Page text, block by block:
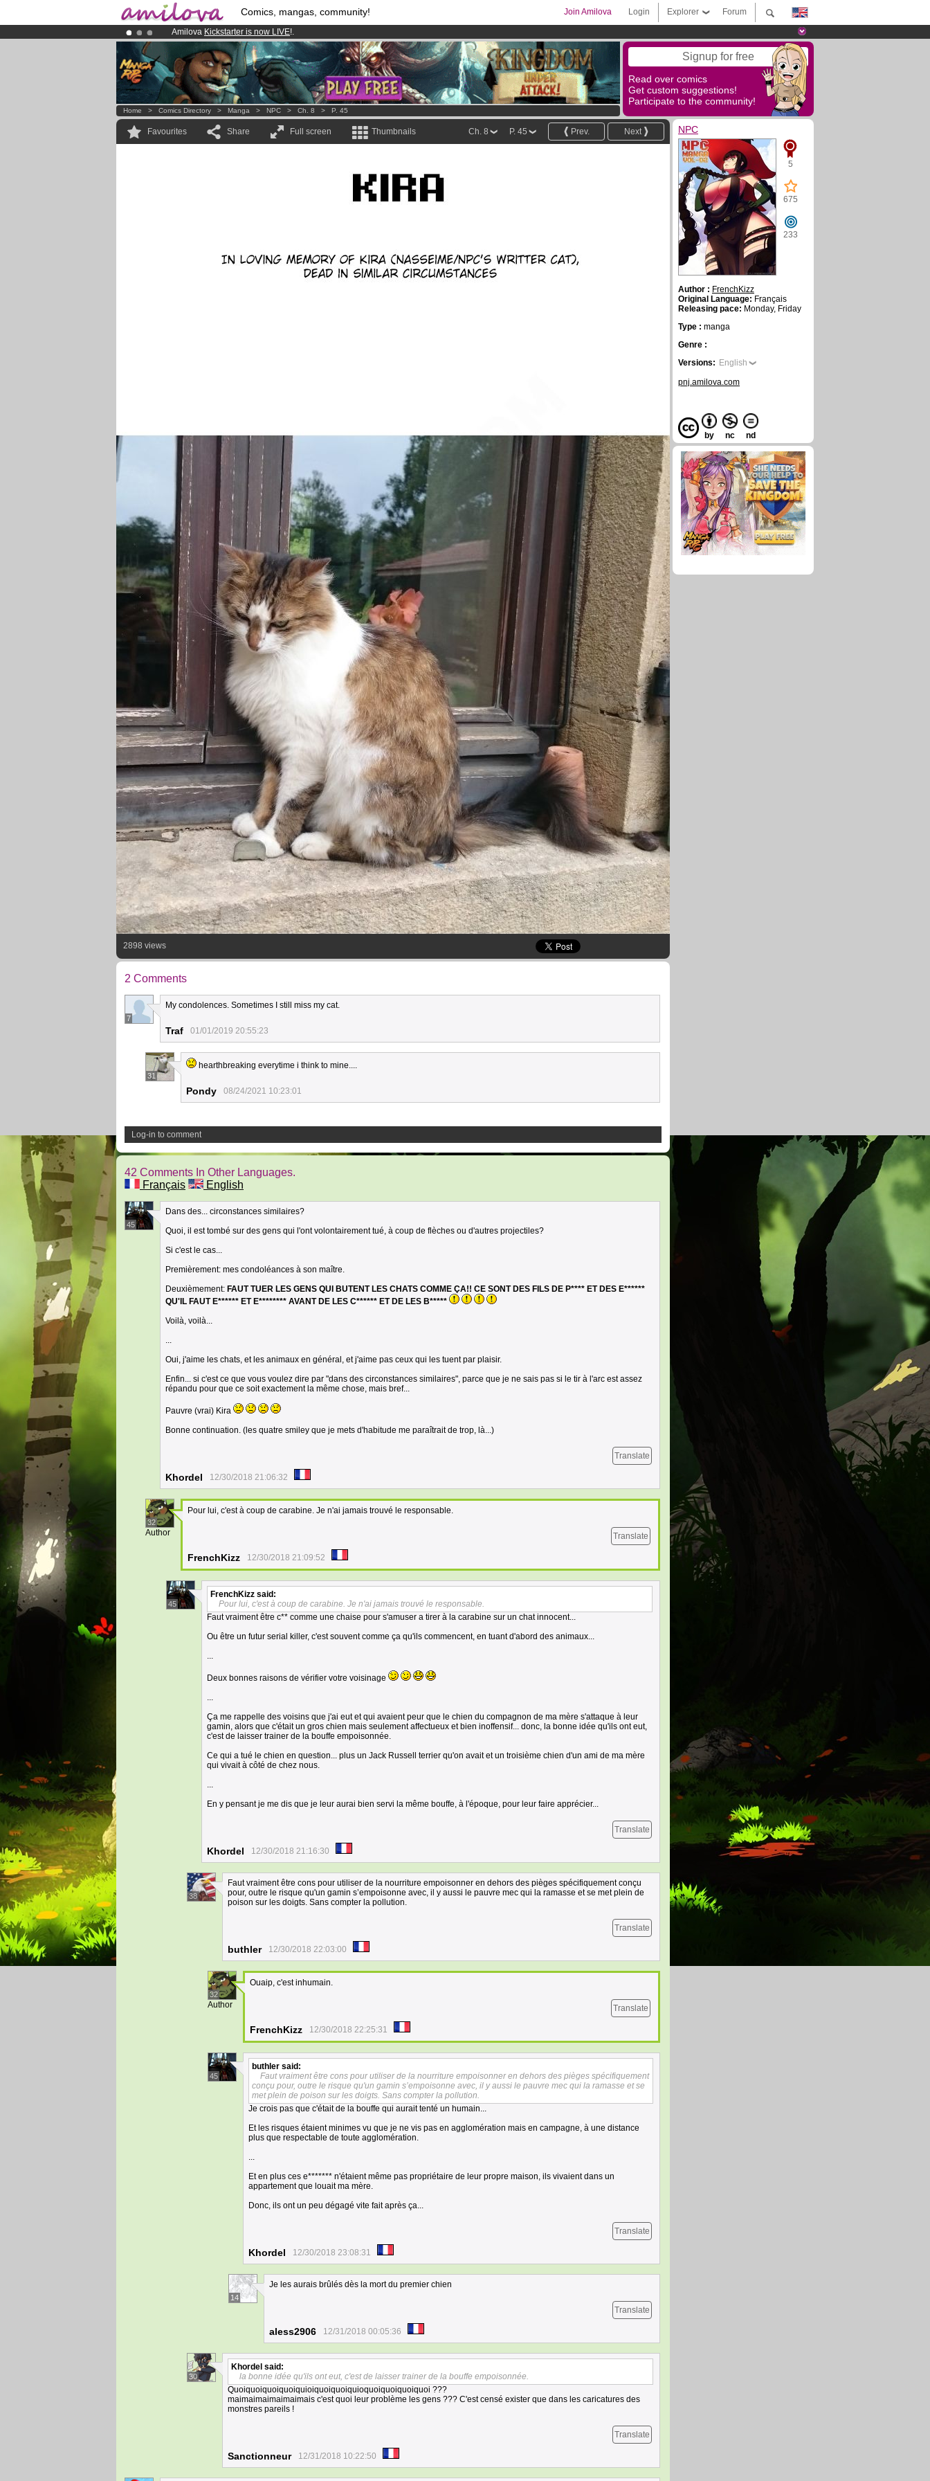
Comics, mangas, community! Forum
Explorer
Login
Join Amilova
Amilova Kickstarter is now LIVE!.
Already 134393membersand 1208comics & mangas!.
Premium membership from3.95 euros per month !Get membership now Signup for free
Read over comics
Get custom suggestions!
Participate to the community!
Home > Comics Directory > Manga > NPC > Ch. 8 > P. 45
Favourites Share Full screen Thumbnails Next
Prev.
P. 45
Ch. 8
2898 views
2 Comments
7
My condolences. Sometimes I still miss my cat.
Traf 01/01/2019 20:55:23
31
hearthbreaking everytime i think to mine....
Pondy 08/24/2021 10:23:01
Log-in to comment
42 Comments In Other Languages.
Français
English
45
Dans des... circonstances similaires?
Quoi, il est tombé sur des gens qui l'ont volontairement tué, à coup de flèches ou d'autres projectiles?
Si c'est le cas...
Premièrement: mes condoléances à son maître.
Deuxièmement: FAUT TUER LES GENS QUI BUTENT LES CHATS COMME ÇA!! CE SONT DES FILS DE P**** ET DES E******
QU'IL FAUT E****** ET E******** AVANT DE LES C****** ET DE LES B*****
Voilà, voilà...
...
Oui, j'aime les chats, et les animaux en général, et j'aime pas ceux qui les tuent par plaisir.
Enfin... si c'est ce que vous voulez dire par "dans des circonstances similaires", parce que je ne sais pas si le tir à l'arc est assez
répandu pour que ce soit exactement la même chose, mais bref...
Pauvre (vrai) Kira
Bonne continuation. (les quatre smiley que je mets d'habitude me paraîtrait de trop, là...)
Translate
Khordel 12/30/2018 21:06:32
32
Author
Pour lui, c'est à coup de carabine. Je n'ai jamais trouvé le responsable.
Translate
FrenchKizz 12/30/2018 21:09:52
45
FrenchKizz said:
Pour lui, c'est à coup de carabine. Je n'ai jamais trouvé le responsable.
Faut vraiment être c** comme une chaise pour s'amuser a tirer à la carabine sur un chat innocent...
Ou être un futur serial killer, c'est souvent comme ça qu'ils commencent, en tuant d'abord des animaux...
...
Deux bonnes raisons de vérifier votre voisinage
...
Ça me rappelle des voisins que j'ai eut et qui avaient peur que le chien du compagnon de ma mère s'attaque à leur
gamin, alors que c'était un gros chien mais seulement affectueux et bien inoffensif... donc, la bonne idée qu'ils ont eut,
c'est de laisser trainer de la bouffe empoisonnée.
Ce qui a tué le chien en question... plus un Jack Russell terrier qu'on avait et un troisième chien d'un ami de ma mère
qui vivait à côté de chez nous.
...
En y pensant je me dis que je leur aurai bien servi la même bouffe, à l'époque, pour leur faire apprécier...
Translate
Khordel 12/30/2018 21:16:30
38
Faut vraiment être cons pour utiliser de la nourriture empoisonner en dehors des pièges spécifiquement conçu
pour, outre le risque qu'un gamin s’empoisonne avec, il y aussi le pauvre mec qui la ramasse et se met plein de
poison sur les doigts. Sans compter la pollution.
Translate
buthler 12/30/2018 22:03:00
32
Author
Ouaip, c'est inhumain.
Translate
FrenchKizz 12/30/2018 22:25:31
45
buthler said:
Faut vraiment être cons pour utiliser de la nourriture empoisonner en dehors des pièges spécifiquement
conçu pour, outre le risque qu'un gamin s’empoisonne avec, il y aussi le pauvre mec qui la ramasse et se
met plein de poison sur les doigts. Sans compter la pollution.
Je crois pas que c'était de la bouffe qui aurait tenté un humain...
Et les risques étaient minimes vu que je ne vis pas en agglomération mais en campagne, à une distance
plus que respectable de toute agglomération.
...
Et en plus ces e******* n'étaient même pas propriétaire de leur propre maison, ils vivaient dans un
appartement que louait ma mère.
Donc, ils ont un peu dégagé vite fait après ça...
Translate
Khordel 12/30/2018 23:08:31
14
Je les aurais brûlés dès la mort du premier chien
Translate
aless2906 12/31/2018 00:05:36
30
Khordel said:
la bonne idée qu'ils ont eut, c'est de laisser trainer de la bouffe empoisonnée.
Quoiquoiquoiquoiquioiquoiquoiquioquoiquoiquoiquoi ???
maimaimaimaimaimais c'est quoi leur problème les gens ??? C'est censé exister que dans les caricatures des
monstres pareils !
Translate
Sanctionneur 12/31/2018 10:22:50
NPC
5
675
233
Author : FrenchKizz
Original Language: Français
Releasing pace: Monday, Friday
Type : manga
Genre :
Versions: English
pnj.amilova.com
by nc nd